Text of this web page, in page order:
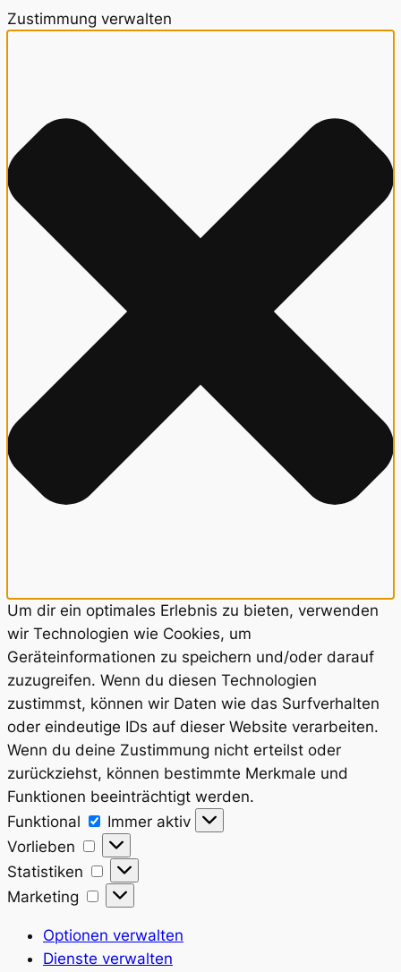
Zustimmung verwalten
Um dir ein optimales Erlebnis zu bieten, verwenden
wir Technologien wie Cookies, um
Geräteinformationen zu speichern und/oder darauf
zuzugreifen. Wenn du diesen Technologien
zustimmst, können wir Daten wie das Surfverhalten
oder eindeutige IDs auf dieser Website verarbeiten.
Wenn du deine Zustimmung nicht erteilst oder
zurückziehst, können bestimmte Merkmale und
Funktionen beeinträchtigt werden.
Funktional
Funktional
Immer aktiv
Vorlieben
Vorlieben
Statistiken
Statistiken
Marketing
Marketing
Optionen verwalten
Dienste verwalten